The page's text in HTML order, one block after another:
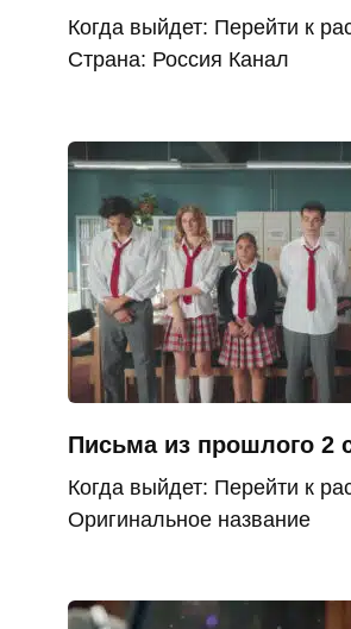
Когда выйдет: Перейти к
Страна: Россия Канал
Письма из прошлого 2
Когда выйдет: Перейти к
Оригинальное название